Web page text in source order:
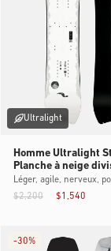
Ultralight
Homme Ultralight
Planche à neige
Léger, agile, nerveux,
$1,540
$2,200
-30%